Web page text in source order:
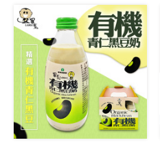
客服專線
服務信箱
關於
關於愛飯團